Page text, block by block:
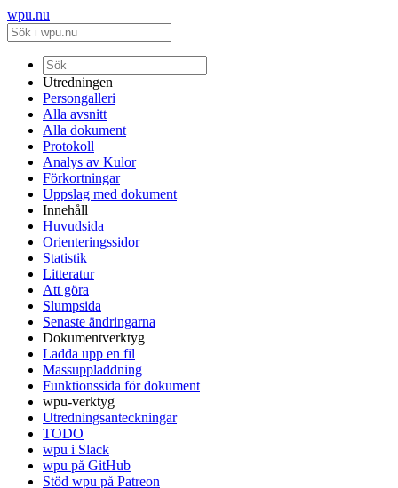
wpu.nu
Utredningen
Persongalleri
Alla avsnitt
Alla dokument
Protokoll
Analys av Kulor
Förkortningar
Uppslag med dokument
Innehåll
Huvudsida
Orienteringssidor
Statistik
Litteratur
Att göra
Slumpsida
Senaste ändringarna
Dokumentverktyg
Ladda upp en fil
Massuppladdning
Funktionssida för dokument
wpu-verktyg
Utredningsanteckningar
TODO
wpu i Slack
wpu på GitHub
Stöd wpu på Patreon